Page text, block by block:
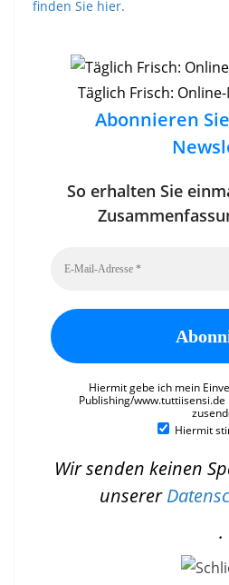
finden Sie hier.
Täglich Frisch:
Abonnieren
So erhalten Sie
Hiermit gebe ich mein
Publishing/
Hiermit
Wir senden keinen
unserer
.